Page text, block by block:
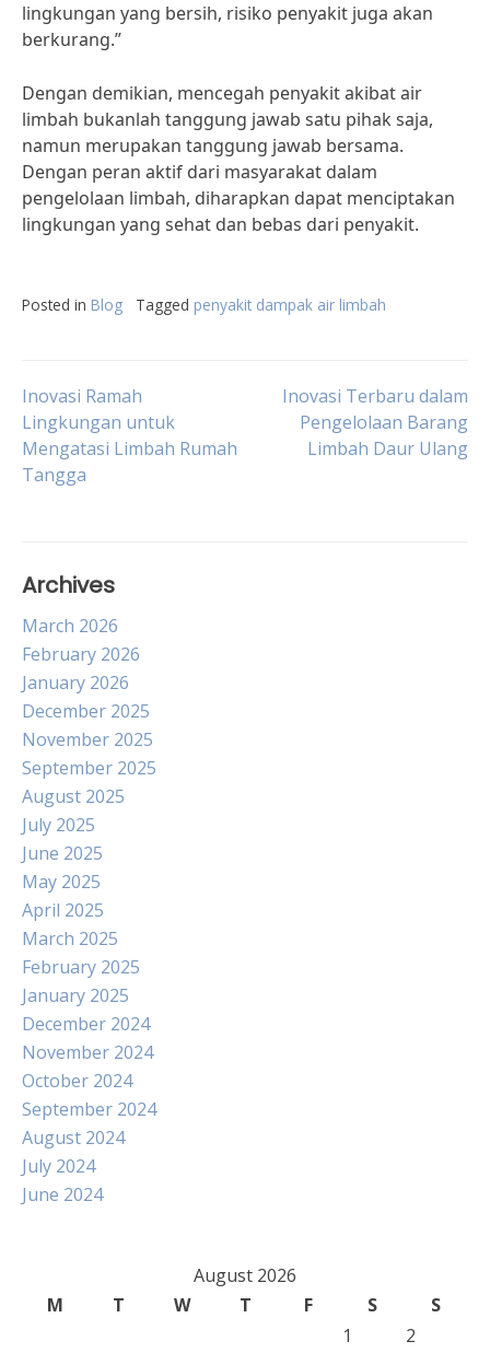
lingkungan yang bersih, risiko penyakit juga akan
berkurang.”
Dengan demikian, mencegah penyakit akibat air
limbah bukanlah tanggung jawab satu pihak saja,
namun merupakan tanggung jawab bersama.
Dengan peran aktif dari masyarakat dalam
pengelolaan limbah, diharapkan dapat menciptakan
lingkungan yang sehat dan bebas dari penyakit.
Posted in Blog Tagged penyakit dampak air limbah
Post
navigation
Inovasi Ramah
Lingkungan untuk
Mengatasi Limbah Rumah
Tangga
Inovasi Terbaru dalam
Pengelolaan Barang
Limbah Daur Ulang
Archives
March 2026
February 2026
January 2026
December 2025
November 2025
September 2025
August 2025
July 2025
June 2025
May 2025
April 2025
March 2025
February 2025
January 2025
December 2024
November 2024
October 2024
September 2024
August 2024
July 2024
June 2024
August 2026
M
T W T F S
S
1
2